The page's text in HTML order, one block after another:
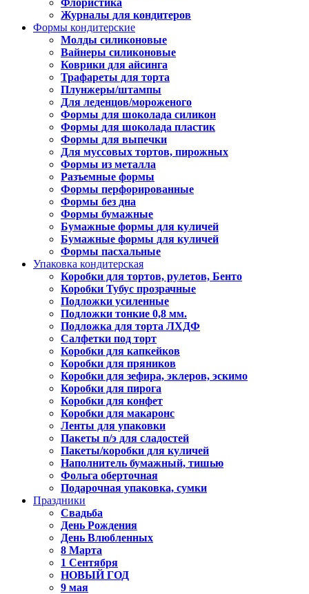
Флористика
Журналы для кондитеров
Формы кондитерские
Молды силиконовые
Вайнеры силиконовые
Коврики для айсинга
Трафареты для торта
Плунжеры/штампы
Для леденцов/мороженого
Формы для шоколада силикон
Формы для шоколада пластик
Формы для выпечки
Для муссовых тортов, пирожных
Формы из металла
Разъемные формы
Формы перфорированные
Формы без дна
Формы бумажные
Бумажные формы для куличей
Бумажные формы для куличей
Формы пасхальные
Упаковка кондитерская
Коробки для тортов, рулетов, Бенто
Коробки Тубус прозрачные
Подложки усиленные
Подложки тонкие 0,8 мм.
Подложка для торта ЛХДФ
Салфетки под торт
Коробки для капкейков
Коробки для пряников
Коробки для зефира, эклеров, эскимо
Коробки для пирога
Коробки для конфет
Коробки для макаронс
Ленты для упаковки
Пакеты п/э для сладостей
Пакеты/коробки для куличей
Наполнитель бумажный, тишью
Фольга оберточная
Подарочная упаковка, сумки
Праздники
Свадьба
День Рождения
День Влюбленных
8 Марта
1 Сентября
НОВЫЙ ГОД
9 мая